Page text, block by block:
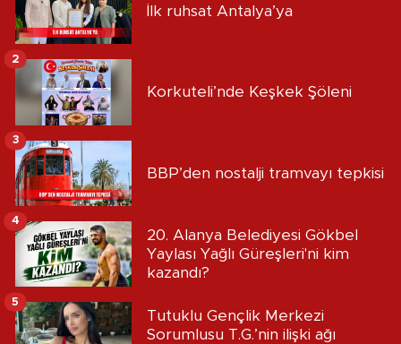
İlk ruhsat Antalya’ya
Korkuteli’nde Keşkek Şöleni
2
BBP’den nostalji tramvayı tepkisi
3
20. Alanya Belediyesi Gökbel
Yaylası Yağlı Güreşleri'ni kim
kazandı?
4
Tutuklu Gençlik Merkezi
Sorumlusu T.G.’nin ilişki ağı
5